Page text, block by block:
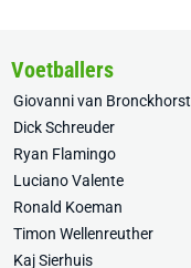
Voetballers
Giovanni van Bronckhorst
Dick Schreuder
Ryan Flamingo
Luciano Valente
Ronald Koeman
Timon Wellenreuther
Kaj Sierhuis